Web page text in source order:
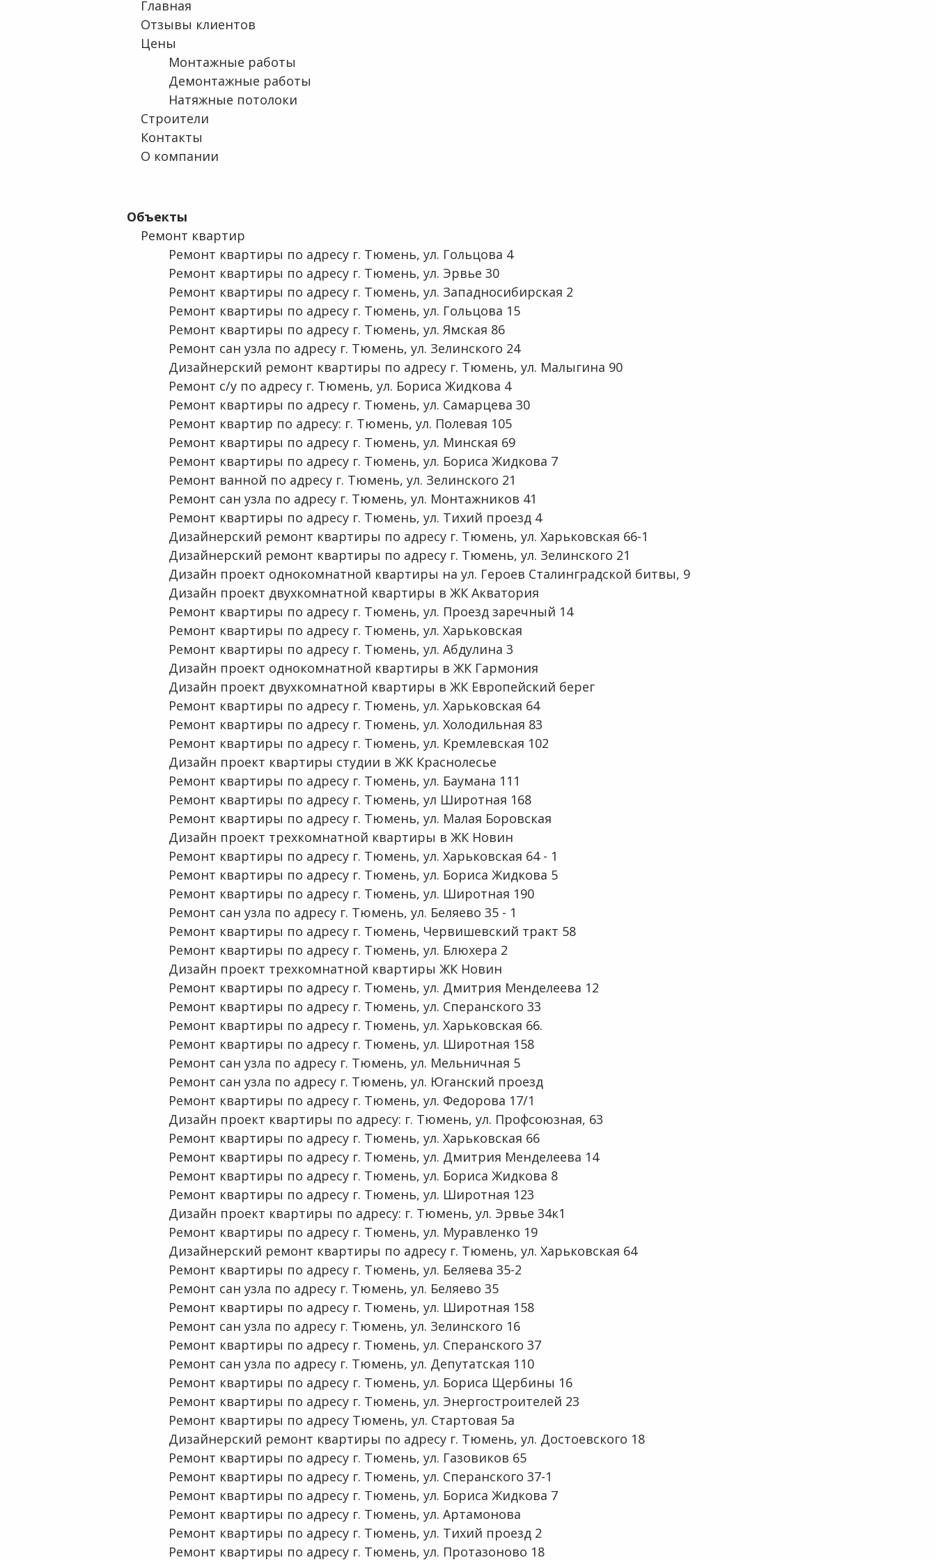
Главная
Отзывы клиентов
Цены
Монтажные работы
Демонтажные работы
Натяжные потолоки
Строители
Контакты
О компании
Объекты
Ремонт квартир
Ремонт квартиры по адресу г. Тюмень, ул. Гольцова 4
Ремонт квартиры по адресу г. Тюмень, ул. Эрвье 30
Ремонт квартиры по адресу г. Тюмень, ул. Западносибирская 2
Ремонт квартиры по адресу г. Тюмень, ул. Гольцова 15
Ремонт квартиры по адресу г. Тюмень, ул. Ямская 86
Ремонт сан узла по адресу г. Тюмень, ул. Зелинского 24
Дизайнерский ремонт квартиры по адресу г. Тюмень, ул. Малыгина 90
Ремонт с/у по адресу г. Тюмень, ул. Бориса Жидкова 4
Ремонт квартиры по адресу г. Тюмень, ул. Самарцева 30
Ремонт квартир по адресу: г. Тюмень, ул. Полевая 105
Ремонт квартиры по адресу г. Тюмень, ул. Минская 69
Ремонт квартиры по адресу г. Тюмень, ул. Бориса Жидкова 7
Ремонт ванной по адресу г. Тюмень, ул. Зелинского 21
Ремонт сан узла по адресу г. Тюмень, ул. Монтажников 41
Ремонт квартиры по адресу г. Тюмень, ул. Тихий проезд 4
Дизайнерский ремонт квартиры по адресу г. Тюмень, ул. Харьковская 66-1
Дизайнерский ремонт квартиры по адресу г. Тюмень, ул. Зелинского 21
Дизайн проект однокомнатной квартиры на ул. Героев Сталинградской битвы, 9
Дизайн проект двухкомнатной квартиры в ЖК Акватория
Ремонт квартиры по адресу г. Тюмень, ул. Проезд заречный 14
Ремонт квартиры по адресу г. Тюмень, ул. Харьковская
Ремонт квартиры по адресу г. Тюмень, ул. Абдулина 3
Дизайн проект однокомнатной квартиры в ЖК Гармония
Дизайн проект двухкомнатной квартиры в ЖК Европейский берег
Ремонт квартиры по адресу г. Тюмень, ул. Харьковская 64
Ремонт квартиры по адресу г. Тюмень, ул. Холодильная 83
Ремонт квартиры по адресу г. Тюмень, ул. Кремлевская 102
Дизайн проект квартиры студии в ЖК Краснолесье
Ремонт квартиры по адресу г. Тюмень, ул. Баумана 111
Ремонт квартиры по адресу г. Тюмень, ул Широтная 168
Ремонт квартиры по адресу г. Тюмень, ул. Малая Боровская
Дизайн проект трехкомнатной квартиры в ЖК Новин
Ремонт квартиры по адресу г. Тюмень, ул. Харьковская 64 - 1
Ремонт квартиры по адресу г. Тюмень, ул. Бориса Жидкова 5
Ремонт квартиры по адресу г. Тюмень, ул. Широтная 190
Ремонт сан узла по адресу г. Тюмень, ул. Беляево 35 - 1
Ремонт квартиры по адресу г. Тюмень, Червишевский тракт 58
Ремонт квартиры по адресу г. Тюмень, ул. Блюхера 2
Дизайн проект трехкомнатной квартиры ЖК Новин
Ремонт квартиры по адресу г. Тюмень, ул. Дмитрия Менделеева 12
Ремонт квартиры по адресу г. Тюмень, ул. Сперанского 33
Ремонт квартиры по адресу г. Тюмень, ул. Харьковская 66.
Ремонт квартиры по адресу г. Тюмень, ул. Широтная 158
Ремонт сан узла по адресу г. Тюмень, ул. Мельничная 5
Ремонт сан узла по адресу г. Тюмень, ул. Юганский проезд
Ремонт квартиры по адресу г. Тюмень, ул. Федорова 17/1
Дизайн проект квартиры по адресу: г. Тюмень, ул. Профсоюзная, 63
Ремонт квартиры по адресу г. Тюмень, ул. Харьковская 66
Ремонт квартиры по адресу г. Тюмень, ул. Дмитрия Менделеева 14
Ремонт квартиры по адресу г. Тюмень, ул. Бориса Жидкова 8
Ремонт квартиры по адресу г. Тюмень, ул. Широтная 123
Дизайн проект квартиры по адресу: г. Тюмень, ул. Эрвье 34к1
Ремонт квартиры по адресу г. Тюмень, ул. Муравленко 19
Дизайнерский ремонт квартиры по адресу г. Тюмень, ул. Харьковская 64
Ремонт квартиры по адресу г. Тюмень, ул. Беляева 35-2
Ремонт сан узла по адресу г. Тюмень, ул. Беляево 35
Ремонт квартиры по адресу г. Тюмень, ул. Широтная 158
Ремонт сан узла по адресу г. Тюмень, ул. Зелинского 16
Ремонт квартиры по адресу г. Тюмень, ул. Сперанского 37
Ремонт сан узла по адресу г. Тюмень, ул. Депутатская 110
Ремонт квартиры по адресу г. Тюмень, ул. Бориса Щербины 16
Ремонт квартиры по адресу г. Тюмень, ул. Энергостроителей 23
Ремонт квартиры по адресу Тюмень, ул. Стартовая 5а
Дизайнерский ремонт квартиры по адресу г. Тюмень, ул. Достоевского 18
Ремонт квартиры по адресу г. Тюмень, ул. Газовиков 65
Ремонт квартиры по адресу г. Тюмень, ул. Сперанского 37-1
Ремонт квартиры по адресу г. Тюмень, ул. Бориса Жидкова 7
Ремонт квартиры по адресу г. Тюмень, ул. Артамонова
Ремонт квартиры по адресу г. Тюмень, ул. Тихий проезд 2
Ремонт квартиры по адресу г. Тюмень, ул. Протазоново 18